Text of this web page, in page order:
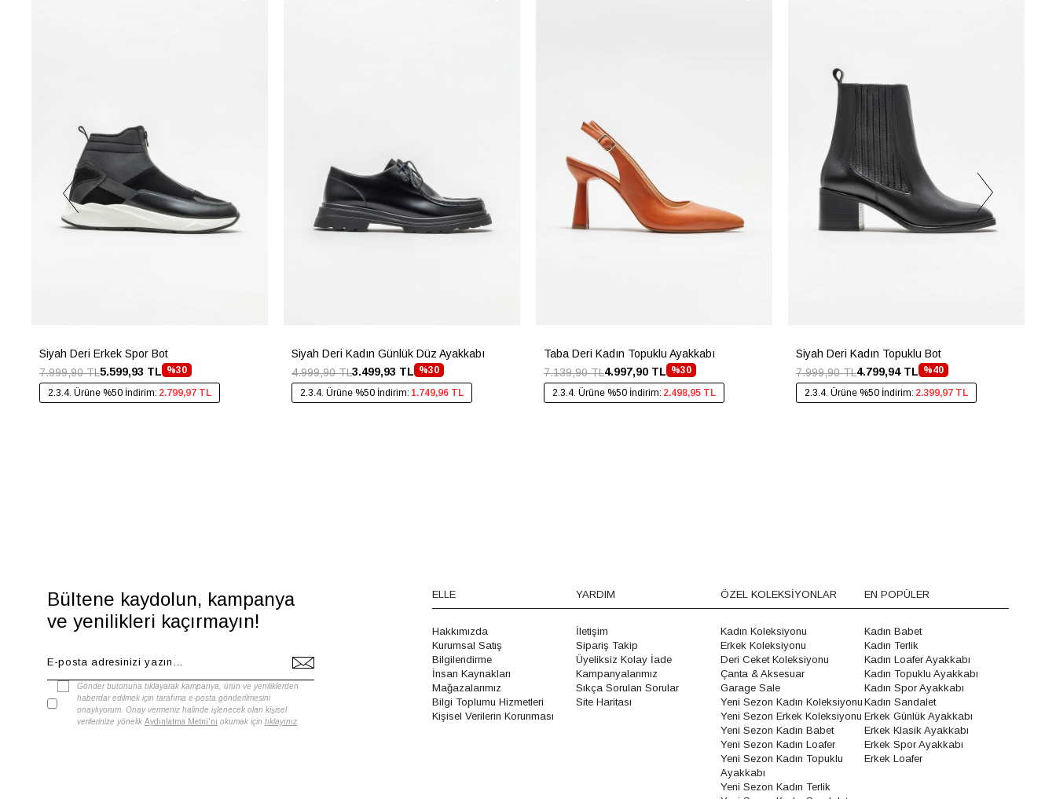
Siyah Deri Erkek Spor Bot
%30
5.599,93 TL
7.999,90 TL
2.3.4. Ürüne %50 İndirim: 2.799,97 TL
Siyah Deri Kadın Günlük Düz Ayakkabı
%30
3.499,93 TL
4.999,90 TL
2.3.4. Ürüne %50 İndirim: 1.749,96 TL
Taba Deri Kadın Topuklu Ayakkabı
%30
4.997,90 TL
7.139,90 TL
2.3.4. Ürüne %50 İndirim: 2.498,95 TL
Siyah Deri Kadın Topuklu Bot
%40
4.799,94 TL
7.999,90 TL
2.3.4. Ürüne %50 İndirim: 2.399,97 TL
Bültene kaydolun, kampanya
ve yenilikleri kaçırmayın!
Gönder butonuna tıklayarak kampanya, ürün ve yeniliklerden
haberdar edilmek için tarafıma e-posta gönderilmesini
onaylıyorum. Onay vermeniz halinde işlenecek olan kişisel
verilerinize yönelik Aydınlatma Metni'ni okumak için tıklayınız
ELLE
Hakkımızda
Kurumsal Satış
Bilgilendirme
İnsan Kaynakları
Mağazalarımız
Bilgi Toplumu Hizmetleri
Kişisel Verilerin Korunması
YARDIM
İletişim
Sipariş Takip
Üyeliksiz Kolay İade
Kampanyalarımız
Sıkça Sorulan Sorular
Site Haritası
ÖZEL KOLEKSİYONLAR
Kadın Koleksiyonu
Erkek Koleksiyonu
Deri Ceket Koleksiyonu
Çanta & Aksesuar
Garage Sale
Yeni Sezon Kadın Koleksiyonu
Yeni Sezon Erkek Koleksiyonu
Yeni Sezon Kadın Babet
Yeni Sezon Kadın Loafer
Yeni Sezon Kadın Topuklu
Ayakkabı
Yeni Sezon Kadın Terlik
EN POPÜLER
Kadın Babet
Kadın Terlik
Kadın Loafer Ayakkabı
Kadın Topuklu Ayakkabı
Kadın Spor Ayakkabı
Kadın Sandalet
Erkek Günlük Ayakkabı
Erkek Klasik Ayakkabı
Erkek Spor Ayakkabı
Erkek Loafer